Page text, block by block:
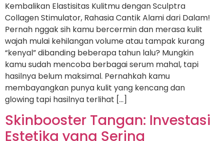
Kembalikan Elastisitas Kulitmu dengan Sculptra
Collagen Stimulator, Rahasia Cantik Alami dari Dalam!
Pernah nggak sih kamu bercermin dan merasa kulit
wajah mulai kehilangan volume atau tampak kurang
“kenyal” dibanding beberapa tahun lalu? Mungkin
kamu sudah mencoba berbagai serum mahal, tapi
hasilnya belum maksimal. Pernahkah kamu
membayangkan punya kulit yang kencang dan
glowing tapi hasilnya terlihat […]
Skinbooster Tangan: Investasi
Estetika yang Sering